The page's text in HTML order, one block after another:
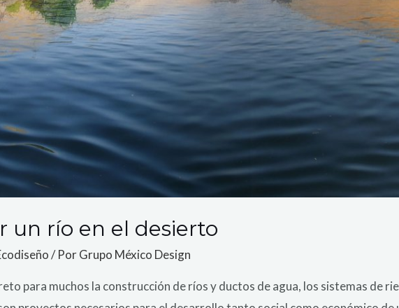
un río en el desierto
/ PorGrupo México Design
para muchos la construcción de ríos y ductos de agua, los sistemas de